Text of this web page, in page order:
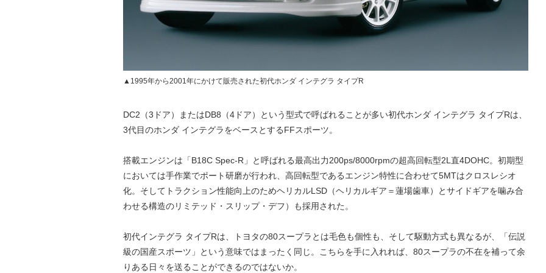
▲1995年から2001年にかけて販売された初代ホンダ インテグラ タイプR
DC2（3ドア）またはDB8（4ドア）という型式で呼ばれることが多い初代ホンダ インテグラ タイプRは、
3代目のホンダ インテグラをベースとするFFスポーツ。
搭載エンジンは「B18C Spec-R」と呼ばれる最高出力200ps/8000rpmの超高回転型2L直4DOHC。初期型
においては手作業でポート研磨が行われ、高回転型であるエンジン特性に合わせて5MTはクロスレシオ
化。そしてトラクション性能向上のためヘリカルLSD（ヘリカルギア＝蓮場歯車）とサイドギアを噛み合
わせる構造のリミテッド・スリップ・デフ）も採用された。
初代インテグラ タイプRは、トヨタの80スープラとは毛色も個性も、そして駆動方式も異なるが、「伝説
級の国産スポーツ」という意味ではまったく同じ。こちらを手に入れれば、80スープラの不在を補って余
りある日々を送ることができるのではないか。